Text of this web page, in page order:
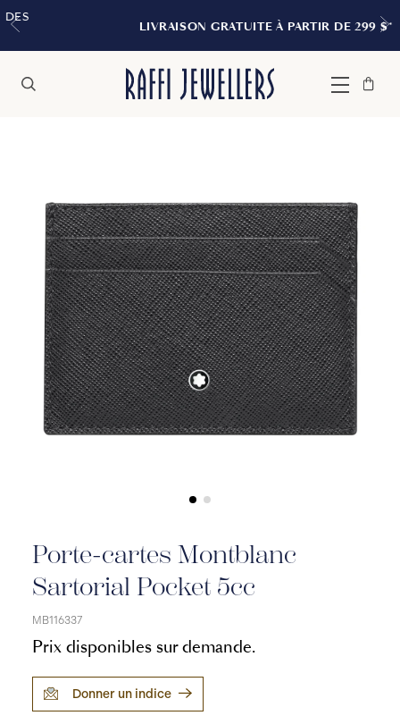
LIVRAISON GRATUITE À PARTIR DE 299 $*
Menu
Sac
Fermer
Porte-cartes Montblanc
Sartorial Pocket 5cc
MB116337
Prix disponibles sur demande.
Donner un indice